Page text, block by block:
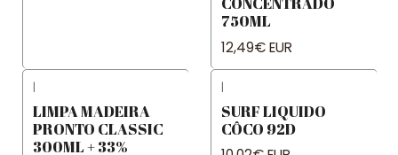
750ML
12,49€ EUR
|
LIMPA MADEIRA
PRONTO CLASSIC
300ML + 33%
|
SURF LIQUIDO
CÔCO 92D